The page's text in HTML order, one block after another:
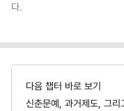
다.
다음 챕터 바로 보기
신춘문예, 과거제도, 그리